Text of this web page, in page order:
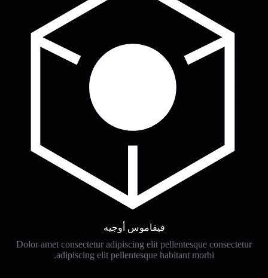
فيفاموس أوجيه
Dolor amet consectetur adipiscing elit pellentesque consectetur
adipiscing elit pellentesque habitant morbi.